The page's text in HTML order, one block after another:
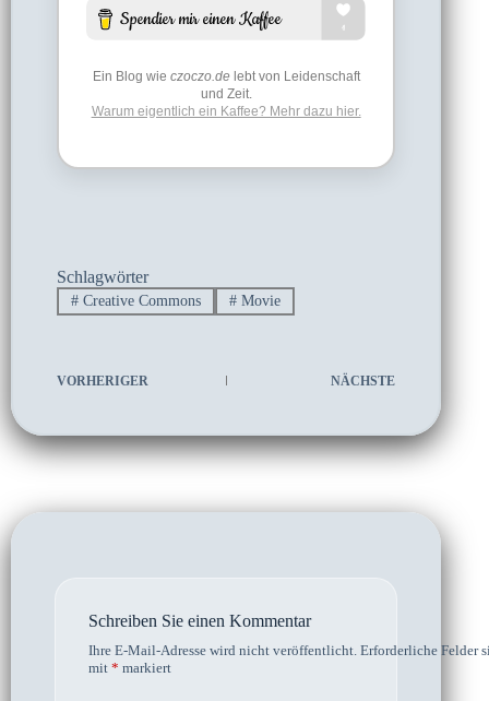
Ein Blog wie czoczo.delebt von Leidenschaft
und Zeit.
Warum eigentlich ein Kaffee? Mehr dazu hier.
Schlagwörter
#Creative Commons #Movie
VORHERIGER NÄCHSTE
Schreiben Sie einen Kommentar
Ihre E-Mail-Adresse wird nicht veröffentlicht. Erforderliche Felder
mit * markiert